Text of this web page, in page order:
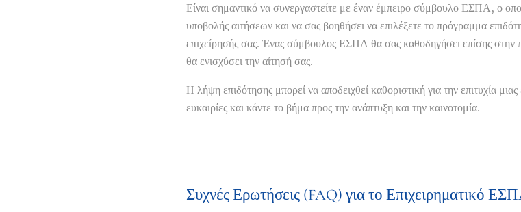
Είναι σημαντικό να συνεργαστείτε με έναν έμπειρο σύμβουλο ΕΣΠΑ, ο
υποβολής αιτήσεων και να σας βοηθήσει να επιλέξετε το πρόγραμμα
επιχείρησής σας. Ένας σύμβουλος ΕΣΠΑ θα σας καθοδηγήσει επίσης στην
θα ενισχύσει την αίτησή σας.
Η λήψη επιδότησης μπορεί να αποδειχθεί καθοριστική για την επιτυχία μιας
ευκαιρίες και κάντε το βήμα προς την ανάπτυξη και την καινοτομία.
Συχνές Ερωτήσεις (FAQ) για το Επιχειρηματικό